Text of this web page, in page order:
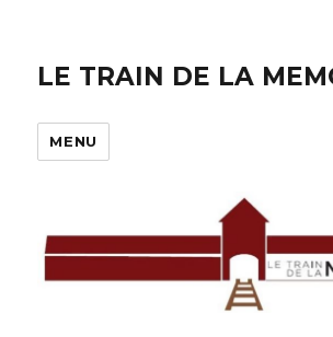
LE TRAIN DE LA
MENU